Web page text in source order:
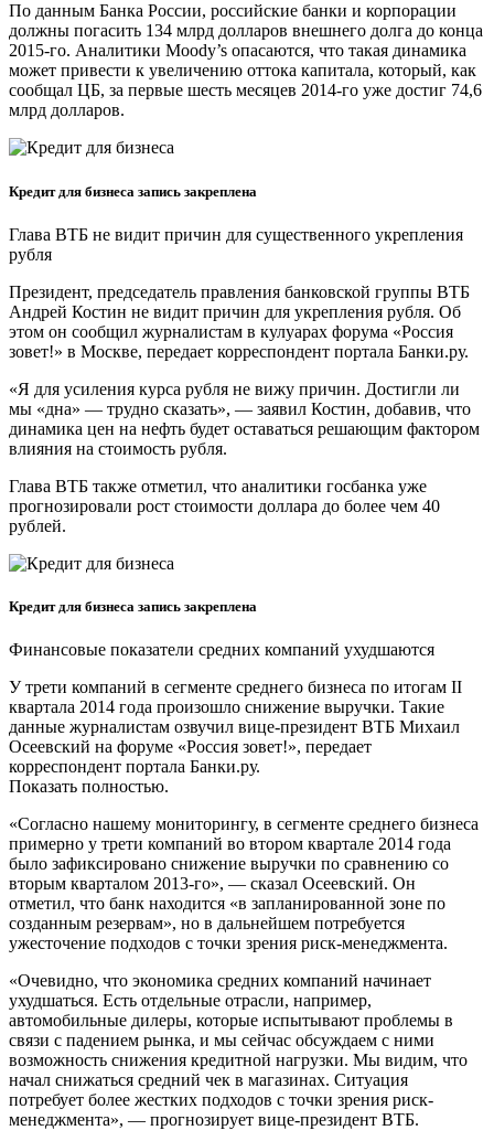
По данным Банка России, российские банки и корпорации
должны погасить 134 млрд долларов внешнего долга до конца
2015-го. Аналитики Moody’s опасаются, что такая динамика
может привести к увеличению оттока капитала, который, как
сообщал ЦБ, за первые шесть месяцев 2014-го уже достиг 74,6
млрд долларов.
Кредит для бизнеса запись закреплена
Глава ВТБ не видит причин для существенного укрепления
рубля
Президент, председатель правления банковской группы ВТБ
Андрей Костин не видит причин для укрепления рубля. Об
этом он сообщил журналистам в кулуарах форума «Россия
зовет!» в Москве, передает корреспондент портала Банки.ру.
«Я для усиления курса рубля не вижу причин. Достигли ли
мы «дна» — трудно сказать», — заявил Костин, добавив, что
динамика цен на нефть будет оставаться решающим фактором
влияния на стоимость рубля.
Глава ВТБ также отметил, что аналитики госбанка уже
прогнозировали рост стоимости доллара до более чем 40
рублей.
Кредит для бизнеса запись закреплена
Финансовые показатели средних компаний ухудшаются
У трети компаний в сегменте среднего бизнеса по итогам II
квартала 2014 года произошло снижение выручки. Такие
данные журналистам озвучил вице-президент ВТБ Михаил
Осеевский на форуме «Россия зовет!», передает
корреспондент портала Банки.ру.
Показать полностью.
«Согласно нашему мониторингу, в сегменте среднего бизнеса
примерно у трети компаний во втором квартале 2014 года
было зафиксировано снижение выручки по сравнению со
вторым кварталом 2013-го», — сказал Осеевский. Он
отметил, что банк находится «в запланированной зоне по
созданным резервам», но в дальнейшем потребуется
ужесточение подходов с точки зрения риск-менеджмента.
«Очевидно, что экономика средних компаний начинает
ухудшаться. Есть отдельные отрасли, например,
автомобильные дилеры, которые испытывают проблемы в
связи с падением рынка, и мы сейчас обсуждаем с ними
возможность снижения кредитной нагрузки. Мы видим, что
начал снижаться средний чек в магазинах. Ситуация
потребует более жестких подходов с точки зрения риск-
менеджмента», — прогнозирует вице-президент ВТБ.